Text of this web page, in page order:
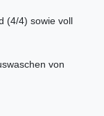
(4/4) sowie voll
von